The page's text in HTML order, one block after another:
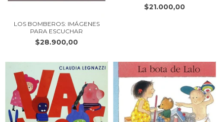
LOS BOMBEROS: IMÁGENES
PARA ESCUCHAR
$28.900,00
$21.000,00